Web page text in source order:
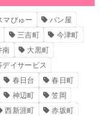
マびゅー
パン屋
三吉町
今津町
南
大黒町
イサービス
春日台
春日町
神辺町
笠岡
西新涯町
赤坂町